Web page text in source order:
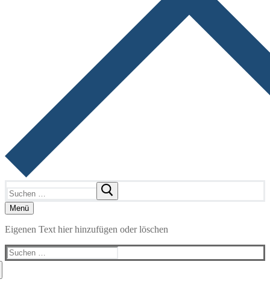
nach:
Menü
Eigenen Text hier hinzufügen oder löschen
Suchen
nach: